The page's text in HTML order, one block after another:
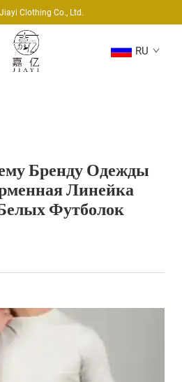
Clothing Co., Ltd.
RU
Бренду Одежды
Линейка
Футболок